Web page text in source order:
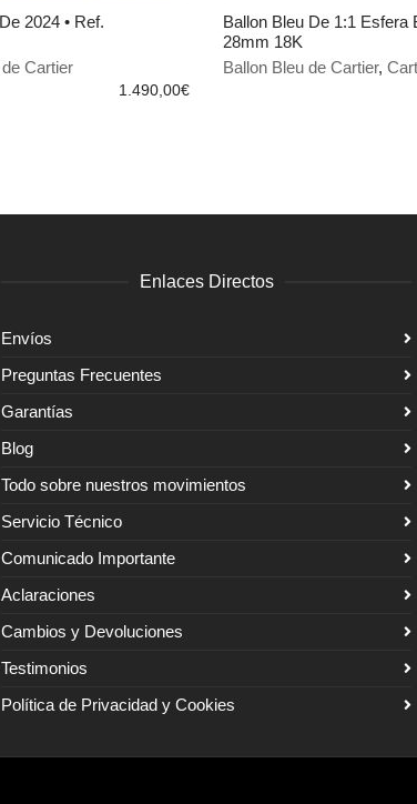
2024 • Ref.
Cartier
1.490,00€
AÑADIR AL CARRITO
Ballon Bleu De 1:1 Esfera
28mm 18K
Ballon Bleu de Cartier,
Enlaces Directos
Envíos
Preguntas Frecuentes
Garantías
Blog
Todo sobre nuestros movimientos
Servicio Técnico
Comunicado Importante
Aclaraciones
Cambios y Devoluciones
Testimonios
Política de Privacidad y Cookies